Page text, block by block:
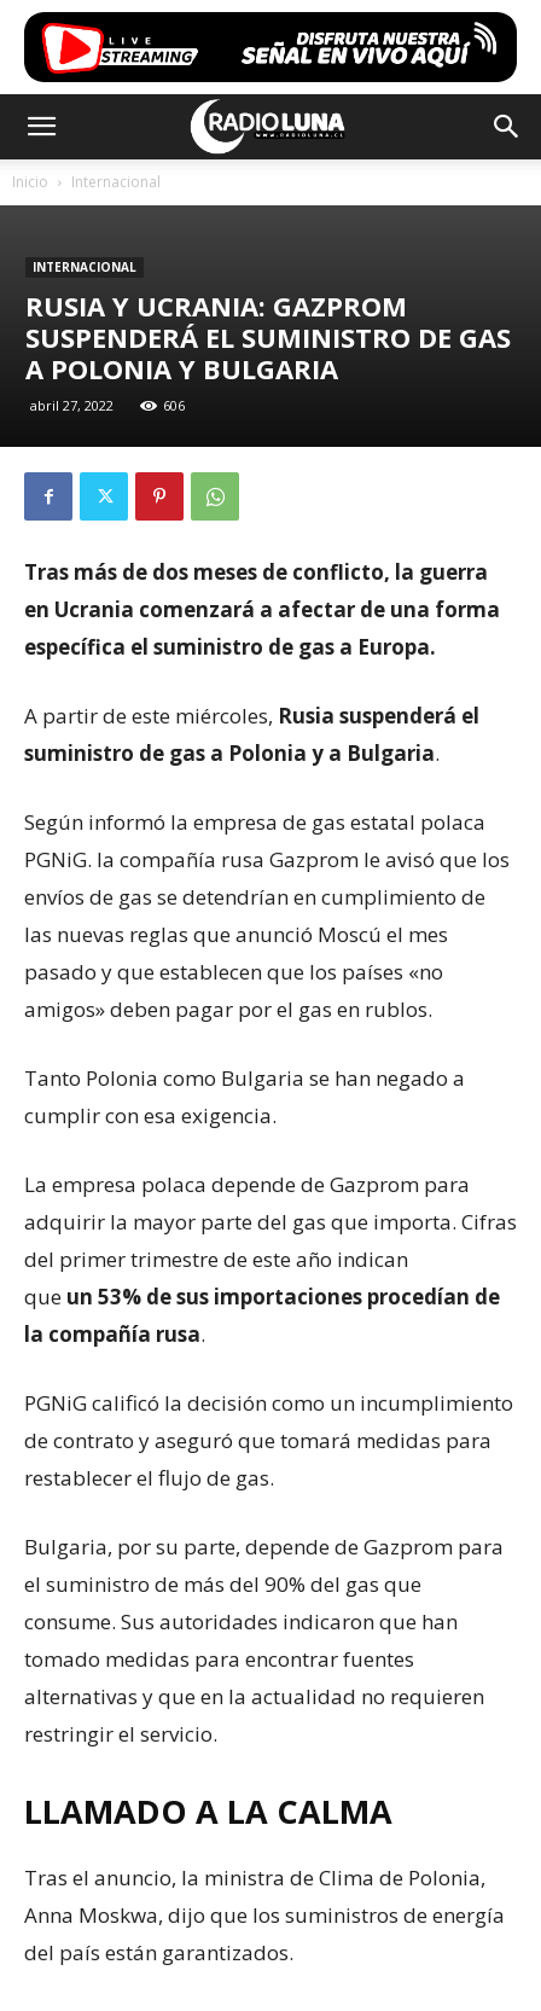
Inicio Internacional
INTERNACIONAL
RUSIA Y UCRANIA: GAZPROM
SUSPENDERÁ EL SUMINISTRO DE GAS
A POLONIA Y BULGARIA
abril 27, 2022 606
Tras más de dos meses de conflicto, la guerra
en Ucrania comenzará a afectar de una forma
específica el suministro de gas a Europa.
A partir de este miércoles, Rusia suspenderá el
suministro de gas a Polonia y a Bulgaria.
Según informó la empresa de gas estatal polaca
PGNiG. la compañía rusa Gazprom le avisó que los
envíos de gas se detendrían en cumplimiento de
las nuevas reglas que anunció Moscú el mes
pasado y que establecen que los países «no
amigos» deben pagar por el gas en rublos.
Tanto Polonia como Bulgaria se han negado a
cumplir con esa exigencia.
La empresa polaca depende de Gazprom para
adquirir la mayor parte del gas que importa. Cifras
del primer trimestre de este año indican
que un 53% de sus importaciones procedían de
la compañía rusa.
PGNiG calificó la decisión como un incumplimiento
de contrato y aseguró que tomará medidas para
restablecer el flujo de gas.
Bulgaria, por su parte, depende de Gazprom para
el suministro de más del 90% del gas que
consume. Sus autoridades indicaron que han
tomado medidas para encontrar fuentes
alternativas y que en la actualidad no requieren
restringir el servicio.
LLAMADO A LA CALMA
Tras el anuncio, la ministra de Clima de Polonia,
Anna Moskwa, dijo que los suministros de energía
del país están garantizados.